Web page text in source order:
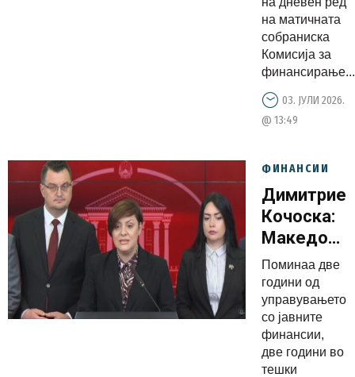
проекти,
капитални
и
на
циклус
на матичната
собраниска
Комисија за
финансирање...
03. ЈУЛИ 2026.
@ 13:49
ФИНАНСИИ
Кочоска:
економија
бележи
стабилно
и
Поминаа две
години од
управувањето
со јавните
финансии,
две години во
тешки